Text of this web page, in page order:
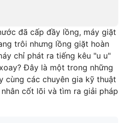
đã cấp đầy lồng, máy giặt
trôi nhưng lồng giặt hoàn
chỉ phát ra tiếng kêu "u u"
Đây là một trong những
cùng các chuyên gia kỹ thuật
cốt lõi và tìm ra giải pháp